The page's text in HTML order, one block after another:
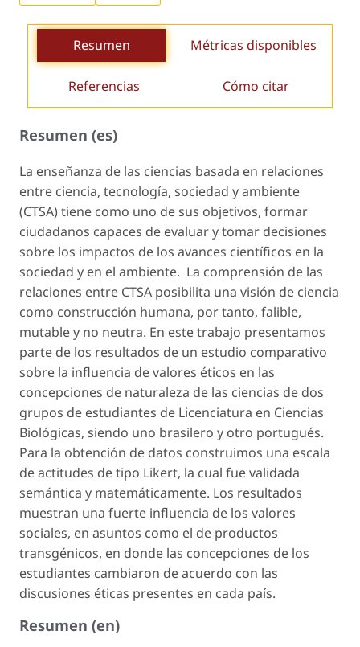
Resumen Métricas disponibles
Referencias Cómo citar
Resumen (es)
La enseñanza de las ciencias basada en relaciones
entre ciencia, tecnología, sociedad y ambiente
(CTSA) tiene como uno de sus objetivos, formar
ciudadanos capaces de evaluar y tomar decisiones
sobre los impactos de los avances científicos en la
sociedad y en el ambiente. La comprensión de las
relaciones entre CTSA posibilita una visión de ciencia
como construcción humana, por tanto, falible,
mutable y no neutra. En este trabajo presentamos
parte de los resultados de un estudio comparativo
sobre la influencia de valores éticos en las
concepciones de naturaleza de las ciencias de dos
grupos de estudiantes de Licenciatura en Ciencias
Biológicas, siendo uno brasilero y otro portugués.
Para la obtención de datos construimos una escala
de actitudes de tipo Likert, la cual fue validada
semántica y matemáticamente. Los resultados
muestran una fuerte influencia de los valores
sociales, en asuntos como el de productos
transgénicos, en donde las concepciones de los
estudiantes cambiaron de acuerdo con las
discusiones éticas presentes en cada país.
Resumen (en)